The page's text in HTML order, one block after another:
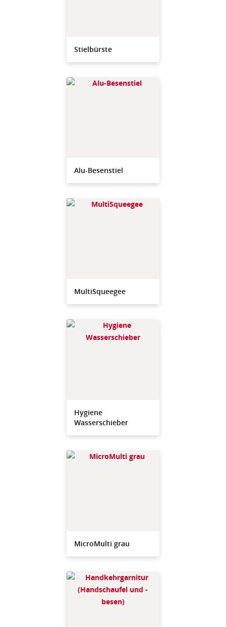
Stielbürste
Alu-Besenstiel
MultiSqueegee
Hygiene
Wasserschieber
MicroMulti grau